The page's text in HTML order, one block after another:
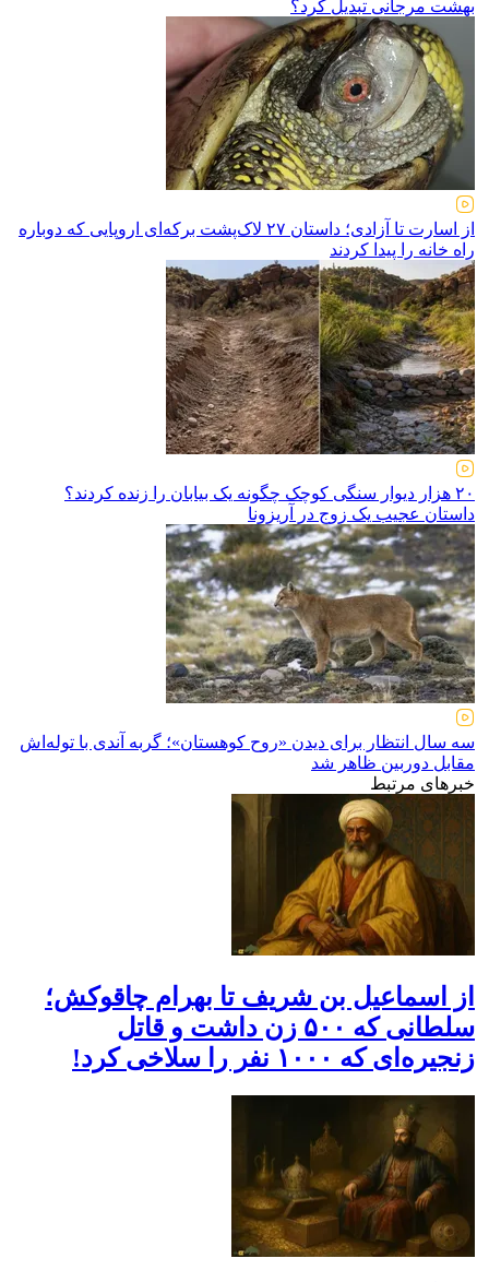
بهشت مرجانی تبدیل کرد؟
از اسارت تا آزادی؛ داستان ۲۷ لاک‌پشت برکه‌ای اروپایی که دوباره
راه خانه را پیدا کردند
۲۰ هزار دیوار سنگی کوچک چگونه یک بیابان را زنده کردند؟
داستان عجیب یک زوج در آریزونا
سه سال انتظار برای دیدن «روح کوهستان»؛ گربه آندی با توله‌اش
مقابل دوربین ظاهر شد
خبرهای مرتبط
از اسماعیل بن شریف تا بهرام چاقوکش؛
سلطانی که ۵۰۰ زن داشت و قاتل
زنجیره‌ای که ۱۰۰۰ نفر را سلاخی کرد!